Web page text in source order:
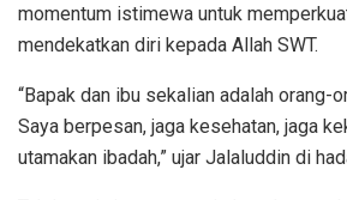
momentum istimewa untuk
mendekatkan diri kepada Allah SWT.
“Bapak dan ibu sekalian adalah orang-
Saya berpesan, jaga kesehatan, jaga
utamakan ibadah,” ujar Jalaluddin di